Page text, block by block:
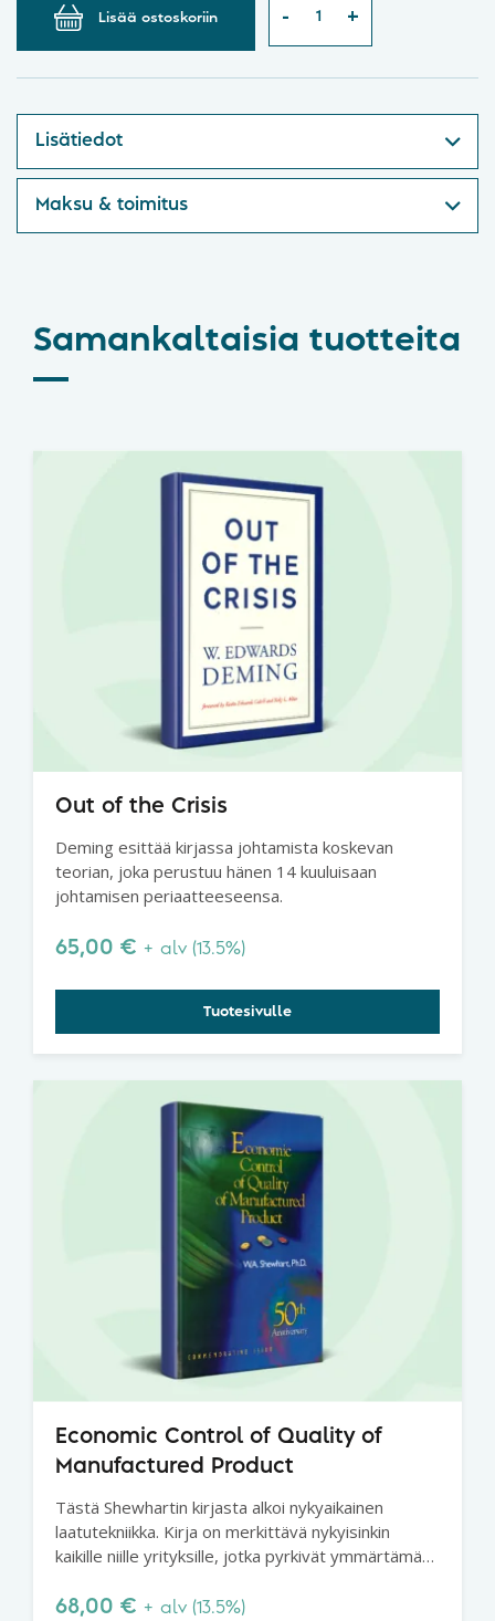
Lisää ostoskoriin
Lisätiedot
Maksu & toimitus
Samankaltaisia tuotteita
Out of the Crisis
Deming esittää kirjassa johtamista koskevan
teorian, joka perustuu hänen 14 kuuluisaan
johtamisen periaatteeseensa.
65,00 € + alv (13.5%)
Tuotesivulle
Economic Control of Quality of
Manufactured Product
Tästä Shewhartin kirjasta alkoi nykyaikainen
laatutekniikka. Kirja on merkittävä nykyisinkin
kaikille niille yrityksille, jotka pyrkivät ymmärtämään
Shewhartin luoma perusta ei horju.
68,00 € + alv (13.5%)